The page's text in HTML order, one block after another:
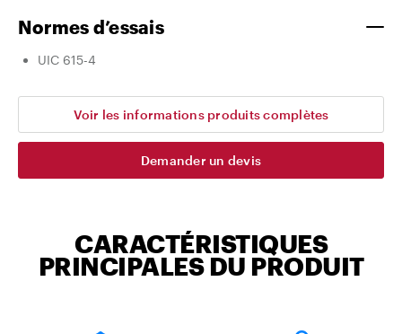
Normes d’essais
UIC 615-4
Voir les informations produits complètes
Demander un devis
CARACTÉRISTIQUES
PRINCIPALES DU PRODUIT